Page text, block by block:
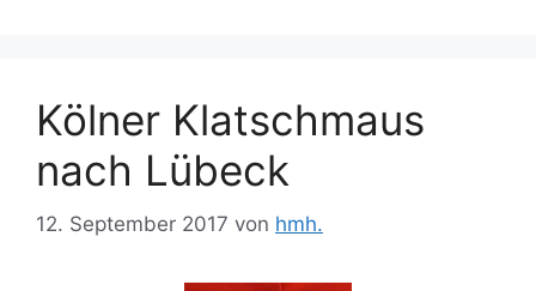
Kölner Klatschmaus
nach Lübeck
12. September 2017 von hmh.